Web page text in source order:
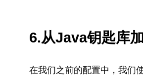
6.从Java钥匙库
在我们之前的配置中，我们